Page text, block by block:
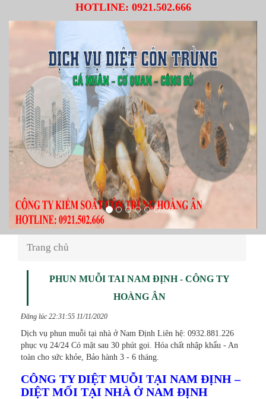
HOTLINE: 0921.502.666
Trang chủ
PHUN MUỖI TAI NAM ĐỊNH - CÔNG TY
HOÀNG ÂN
Đăng lúc 22:31:55 11/11/2020
Dịch vụ phun muỗi tại nhà ở Nam Định Liên hệ: 0932.881.226
phục vụ 24/24 Có mặt sau 30 phút gọi. Hóa chất nhập khẩu - An
toàn cho sức khỏe, Bảo hành 3 - 6 tháng.
CÔNG TY DIỆT MUỖI TẠI NAM ĐỊNH –
DIỆT MỐI TẠI NHÀ Ở NAM ĐỊNH